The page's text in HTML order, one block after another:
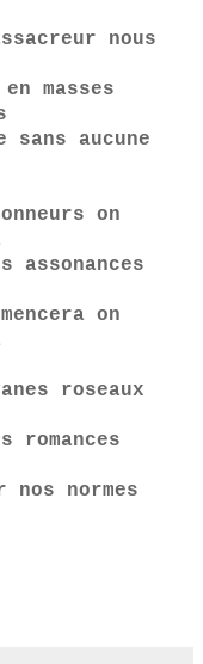
nous
masses
sans aucune
on
assonances
on
roseaux
romances
nos normes